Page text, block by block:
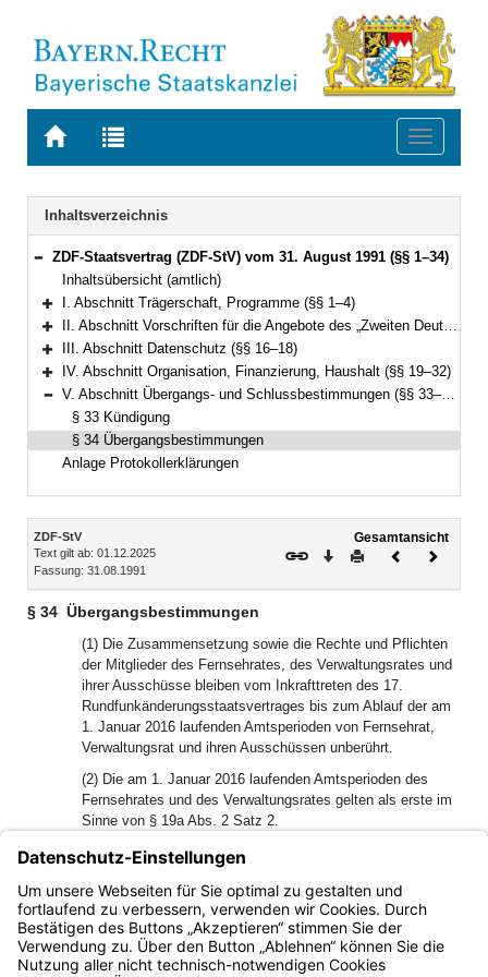
Zur
BAYERN.RECHT
Zur
letzten
Suche
Toggle
Navigation
Inhaltsverzeichnis
Bereich reduzieren
ZDF-Staatsvertrag (ZDF-StV) vom 31. August 1991 (§§ 1–34)
Inhaltsübersicht (amtlich)
Bereich erweitern
I. Abschnitt Trägerschaft, Programme (§§ 1–4)
Bereich erweitern
II. Abschnitt Vorschriften für die Angebote des „Zweiten Deutschen Fernsehens (ZDF)“ (§§ 5–15)
Bereich erweitern
III. Abschnitt Datenschutz (§§ 16–18)
Bereich erweitern
IV. Abschnitt Organisation, Finanzierung, Haushalt (§§ 19–32)
Bereich reduzieren
V. Abschnitt Übergangs- und Schlussbestimmungen (§§ 33–34)
§ 33 Kündigung
§ 34 Übergangsbestimmungen
Anlage Protokollerklärungen
Inhalt
ZDF-StV
Text gilt ab: 01.12.2025
Fassung: 31.08.1991
Gesamtansicht
Download
DruckenVorheriges
§ 34 Übergangsbestimmungen
(1) Die Zusammensetzung sowie die Rechte und Pflichten
der Mitglieder des Fernsehrates, des Verwaltungsrates und
ihrer Ausschüsse bleiben vom Inkrafttreten des 17.
Rundfunkänderungsstaatsvertrages bis zum Ablauf der am
1. Januar 2016 laufenden Amtsperioden von Fernsehrat,
Verwaltungsrat und ihren Ausschüssen unberührt.
(2) Die am 1. Januar 2016 laufenden Amtsperioden des
Fernsehrates und des Verwaltungsrates gelten als erste im
Sinne von § 19a Abs. 2 Satz 2.
(3) Der Vertreter nach § 21 Abs. 1 Satz 1 Buchst. c) 2.
Halbsatz wird in der ersten Amtsperiode nach Inkrafttreten
des 17. Rundfunkänderungsstaatsvertrages vom Deutschen
Städtetag entsandt.